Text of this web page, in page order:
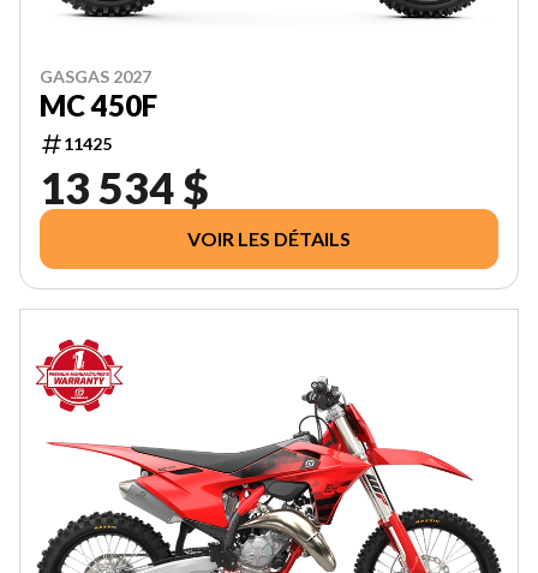
GASGAS 2027
MC 450F
11425
13 534 $
VOIR LES DÉTAILS